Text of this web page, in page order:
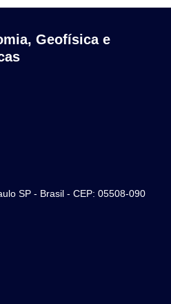
Geofísica e
SP - Brasil - CEP: 05508-090